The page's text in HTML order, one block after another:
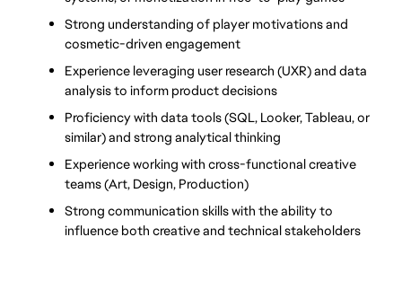
Strong understanding of player motivations and
cosmetic-driven engagement
Experience leveraging user research (UXR) and data
analysis to inform product decisions
Proficiency with data tools (SQL, Looker, Tableau, or
similar) and strong analytical thinking
Experience working with cross-functional creative
teams (Art, Design, Production)
Strong communication skills with the ability to
influence both creative and technical stakeholders